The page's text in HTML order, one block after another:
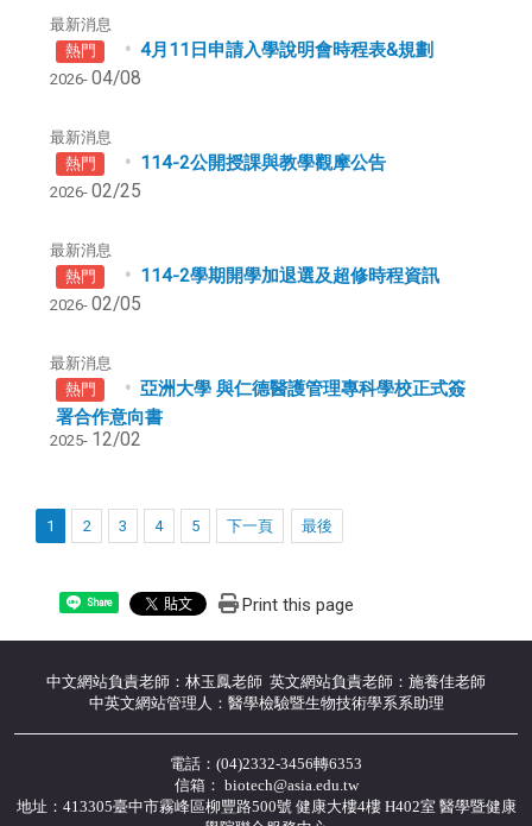
最新消息
熱門
4月11日申請入學說明會時程表&規劃
2026- 04/08
最新消息
熱門
114-2公開授課與教學觀摩公告
2026- 02/25
最新消息
熱門
114-2學期開學加退選及超修時程資訊
2026- 02/05
最新消息
熱門
亞洲大學 與仁德醫護管理專科學校正式簽
署合作意向書
2025- 12/02
1 2 3 4 5 下一頁 最後
Share Print this page
中文網站負責老師：林玉鳳老師 英文網站負責老師：施養佳老師
中英文網站管理人：醫學檢驗暨生物技術學系系助理
電話：(04)2332-3456轉6353
信箱： biotech@asia.edu.tw
地址：413305臺中市霧峰區柳豐路500號 健康大樓4樓 H402室 醫學暨健康